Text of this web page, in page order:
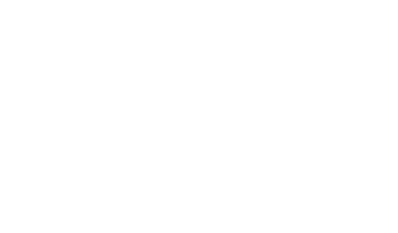
Gregorio offre una combinazione rara di tranquillità e
, funge da
capoluogo isolano.
sarda. Originariamente un piccolo villaggio agricolo, il
sud Sardegna, la sua economia iniziale si basava
portato dei cambiamenti, queste radici storiche sono
piazza centrale dal fascino antico.